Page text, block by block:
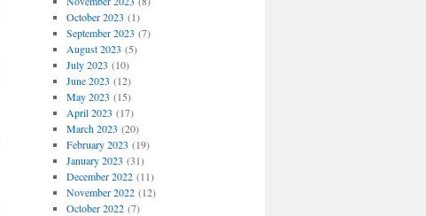
October 2023 (1)
September 2023 (7)
August 2023 (5)
July 2023 (10)
June 2023 (12)
May 2023 (15)
April 2023 (17)
March 2023 (20)
February 2023 (19)
January 2023 (31)
December 2022(11)
November 2022(12)
October 2022(7)